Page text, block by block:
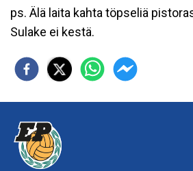
ps. Älä laita kahta töpseliä
Sulake ei kestä.